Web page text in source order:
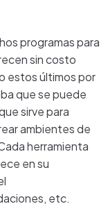
programas para
sin costo
estos últimos por
que se puede
sirve para
ambientes de
herramienta
en su
etc.